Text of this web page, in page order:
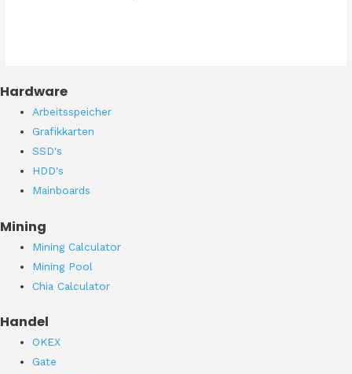
Hardware
Arbeitsspeicher
Grafikkarten
SSD's
HDD's
Mainboards
Mining
Mining Calculator
Mining Pool
Chia Calculator
Handel
OKEX
Gate